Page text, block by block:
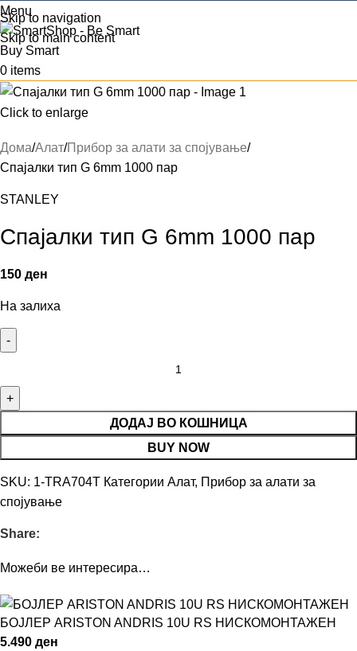
Skip to navigation
Skip to main content
Menu
0 items
Click to enlarge
Дома Алат Прибор за алати за спојување
Спајалки тип G 6mm 1000 пар
STANLEY
Спајалки тип G 6mm 1000 пар
150 ден
На залиха
ДОДАЈ ВО КОШНИЦА
BUY NOW
SKU: 1-TRA704T Категории Алат, Прибор за алати за
спојување
Share:
Можеби ве интересира…
БОЈЛЕР ARISTON ANDRIS 10U RS НИСКОМОНТАЖЕН
5.490 ден